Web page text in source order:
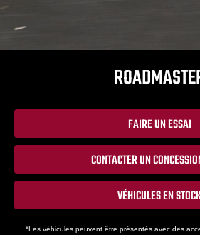
FAIRE UN ESSAI
CONTACTER UN
VÉHICULES EN
*Les véhicules peuvent être présentés avec des